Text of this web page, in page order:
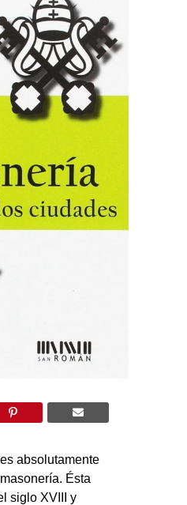
absolutamente
Ésta
siglo XVIII y